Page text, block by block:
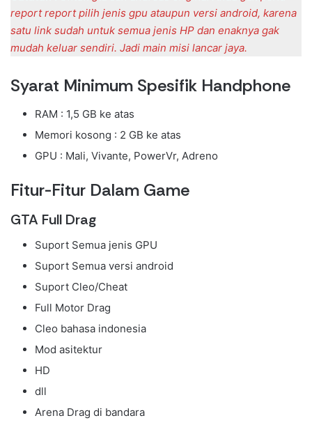
report report pilih jenis gpu ataupun versi android, karena
satu link sudah untuk semua jenis HP dan enaknya gak
mudah keluar sendiri. Jadi main misi lancar jaya.
Syarat Minimum Spesifik Handphone
RAM : 1,5 GB ke atas
Memori kosong : 2 GB ke atas
GPU : Mali, Vivante, PowerVr, Adreno
Fitur-Fitur Dalam Game
GTA Full Drag
Suport Semua jenis GPU
Suport Semua versi android
Suport Cleo/Cheat
Full Motor Drag
Cleo bahasa indonesia
Mod asitektur
HD
dll
Arena Drag di bandara